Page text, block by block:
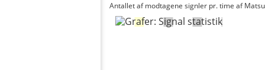
Antallet af modtagene signler pr. time af